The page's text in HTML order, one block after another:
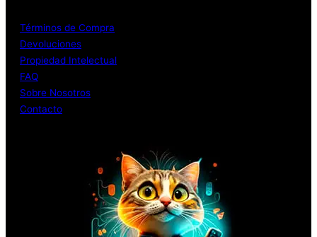
Términos de Compra
Devoluciones
Propiedad Intelectual
FAQ
Sobre Nosotros
Contacto